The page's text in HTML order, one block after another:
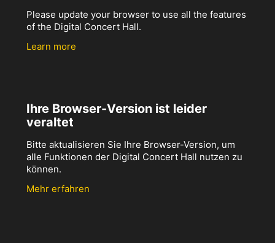
Please update your browser to use all the features
of the Digital Concert Hall.
Learn more
Ihre Browser-Version ist leider
veraltet
Bitte aktualisieren Sie Ihre Browser-Version, um
alle Funktionen der Digital Concert Hall nutzen zu
können.
Mehr erfahren